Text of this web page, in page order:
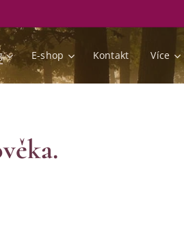
E-shop Kontakt Více